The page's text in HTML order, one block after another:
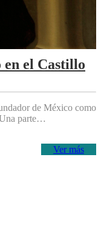
el Castillo
de México como
parte…
Ver más